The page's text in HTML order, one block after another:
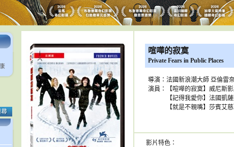
喧嘩的寂寞
Private Fears in Public Places
導演： 法國新浪潮大師 亞倫雷
演員：
【喧嘩的寂寞】威尼斯
【記得我愛你】法國凱
【就是不親嘴】莎賓艾
影片特色：